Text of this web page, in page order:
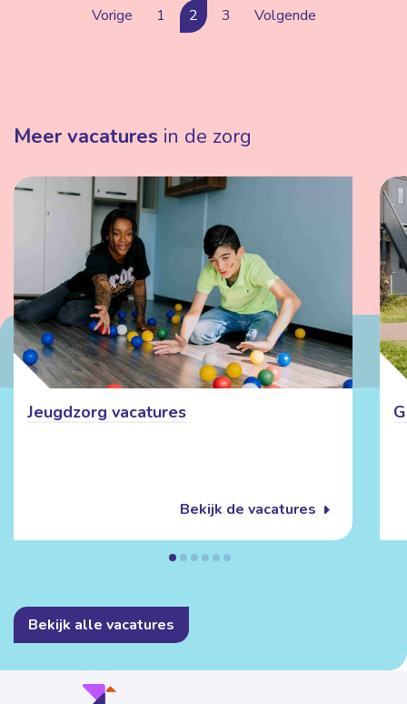
Vorige 1 2 3 Volgende
Meer vacatures in de zorg
Jeugdzorg vacatures
Bekijk de vacatures
Bekijk alle vacatures